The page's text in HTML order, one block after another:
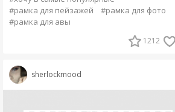
#рамка для пейзажей
#рамка для фото
#рамка для авы
1212
sherlockmood